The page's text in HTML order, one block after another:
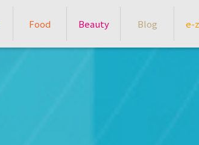
Food Beauty Blog e-